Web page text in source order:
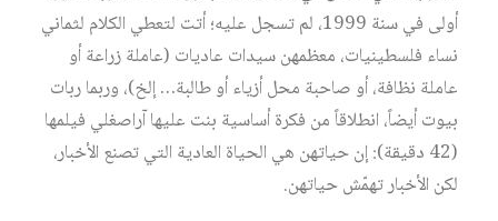
أولى في سنة 1999، لم تسجل عليه؛ أتت لتعطي الكلام لثماني
نساء فلسطينيات، معظمهن سيدات عاديات (عاملة زراعة أو
عاملة نظافة، أو صاحبة محل أزياء أو طالبة… إلخ)، وربما ربات
بيوت أيضاً، انطلاقاً من فكرة أساسية بنت عليها آراصغلي فيلمها
(42 دقيقة): إن حياتهن هي الحياة العادية التي تصنع الأخبار،
لكن الأخبار تهمّش حياتهن.